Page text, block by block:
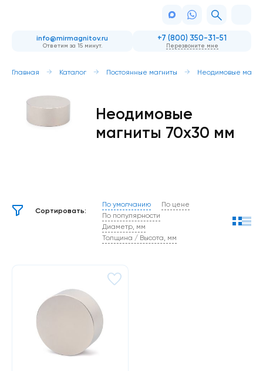
info@mirmagnitov.ru
Ответим за 15 минут.
+7 (800) 350-31-51
Перезвоните мне
Главная Каталог Постоянные магниты Неодимовые
Неодимовые
магниты 70х30 мм
Сортировать:
По умолчанию
По цене
По популярности
Диаметр, мм
Толщина / Высота, мм